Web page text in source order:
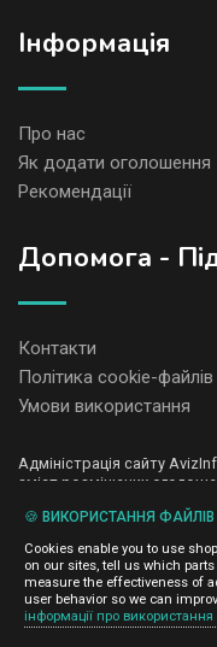
Iнформація
Про нас
Як додати оголошення
Рекомендації
Допомога -
Контакти
Політика cookie-файлів
Умови використання
Адміністрація сайту
зміст розміщених
і не продаємо особисту
AvizInfo.com.ua третім
конфіденційності сайтів
деяких сторінках
Adsense Advertising
правила конфіденційності
🍪 ВИКОРИСТАННЯ ФАЙЛІВ
Cookies enable you to use
on our sites, tell us which
measure the effectiveness of
user behavior so we can
інформації про використання